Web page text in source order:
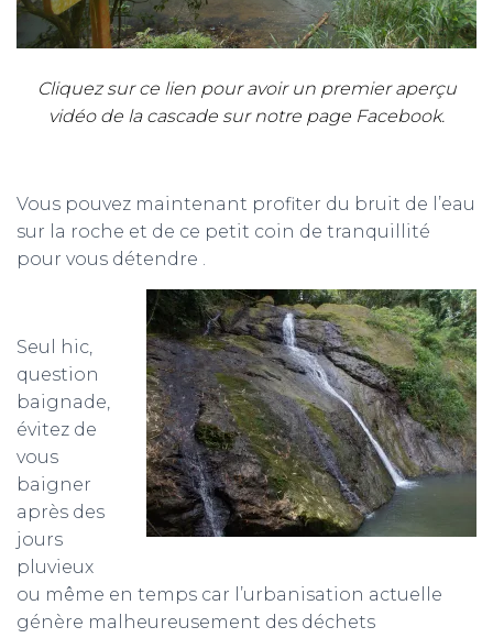
Cliquez sur ce lien pour avoir un premier aperçu
vidéo de la cascade sur notre page Facebook.
Vous pouvez maintenant profiter du bruit de l’eau
sur la roche et de ce petit coin de tranquillité
pour vous détendre .
Seul hic,
question
baignade,
évitez de
vous
baigner
après des
jours
pluvieux
ou même en temps car l’urbanisation actuelle
génère malheureusement des déchets